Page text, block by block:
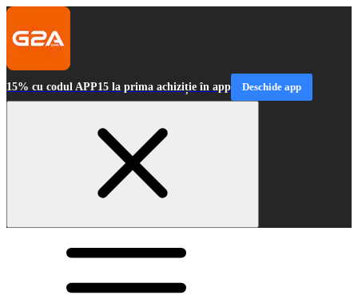
15% cu codul APP15 la prima achiziție în app Deschide app